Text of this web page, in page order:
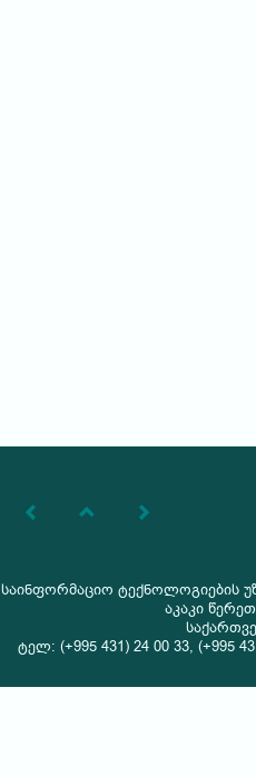
საინფორმაციო ტექნოლოგიების
აკაკი
ტელ: (+995 431) 24 00 33, (+995